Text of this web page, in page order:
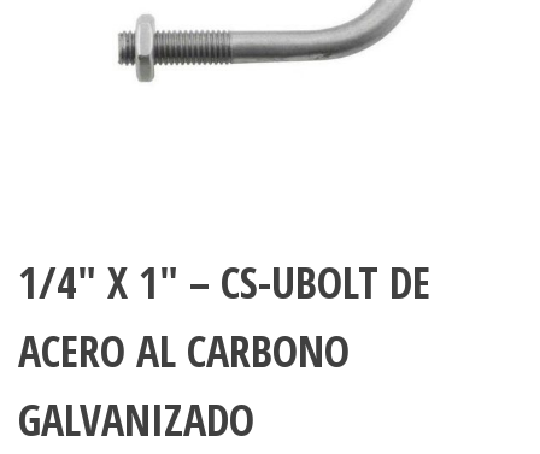
1/4″ X 1″ – CS-UBOLT DE
ACERO AL CARBONO
GALVANIZADO